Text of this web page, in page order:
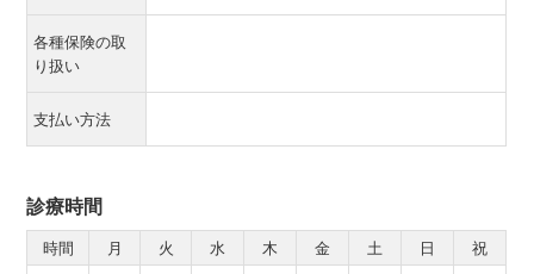
各種保険の取
り扱い
支払い方法
診療時間
時間 月 火 水 木 金 土 日
祝